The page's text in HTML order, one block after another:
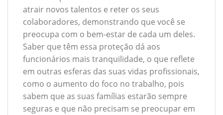
atrair novos talentos e reter os seus
colaboradores, demonstrando que você se
preocupa com o bem-estar de cada um deles.
Saber que têm essa proteção dá aos
funcionários mais tranquilidade, o que reflete
em outras esferas das suas vidas profissionais,
como o aumento do foco no trabalho, pois
sabem que as suas famílias estarão sempre
seguras e que não precisam se preocupar em